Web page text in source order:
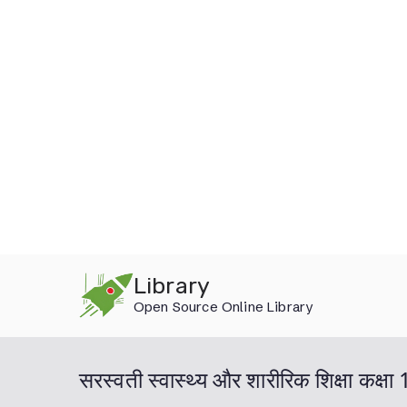
Library
Open Source Online Library
सरस्वती स्वास्थ्य और शारीरिक शिक्षा